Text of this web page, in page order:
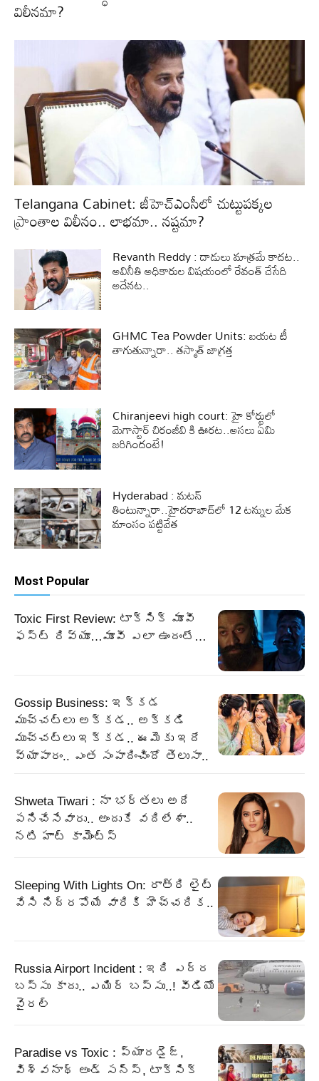
విలీనమా?
Telangana Cabinet: జీహెచ్‌ఎంసీలో చుట్టుపక్కల
ప్రాంతాల విలీనం.. లాభమా.. నష్టమా?
Revanth Reddy : దాడులు మాత్రమే కాదట..
అవినీతి అధికారుల విషయంలో రేవంత్ చేసేది
అదేనట..
GHMC Tea Powder Units: బయట టీ
తాగుతున్నారా.. తస్మాత్ జాగ్రత్త
Chiranjeevi high court: హై కోర్టులో
మెగాస్టార్ చిరంజీవి కి ఊరట..అసలు ఏమి
జరిగిందంటే!
Hyderabad : మటన్
తింటున్నారా..హైదరాబాద్‎లో 12 టన్నుల మేక
మాంసం పట్టివేత
Most Popular
Toxic First Review: టాక్సిక్ మూవీ
ఫస్ట్ రివ్యూ…మూవీ ఎలా ఉందంటే…
Gossip Business: ఇక్కడ
ముచ్చట్లు అక్కడ.. అక్కడి
ముచ్చట్లు ఇక్కడ.. ఈమెకు ఇదే
వ్యాపారం.. ఎంత సంపాదించిందో తెలుసా..
Shweta Tiwari : నా భర్తలు అదే
పనిచేసేవారు.. అందుకే వదిలేశా..
నటి హాట్ కామెంట్స్
Sleeping With Lights On: రాత్రి లైట్
వేసి నిద్రపోయే వారికి హెచ్చరిక..
Russia Airport Incident : ఇది ఎర్ర
బస్సు కాదు.. ఎయిర్ బస్సు..! వీడియో
వైరల్
Paradise vs Toxic : ప్యారడైజ్,
విశ్వనాథ్ అండ్ సన్స్, టాక్సిక్